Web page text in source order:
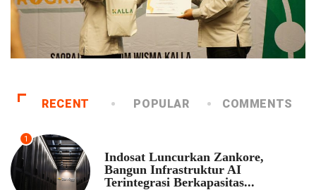
RECENT POPULAR COMMENTS
1
Indosat Luncurkan Zankore,
Bangun Infrastruktur AI
Terintegrasi Berkapasitas...